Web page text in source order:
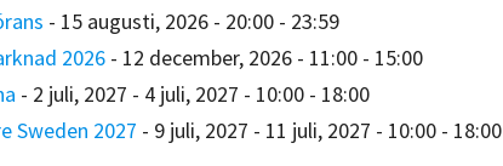
- 15 augusti, 2026 - 20:00 - 23:59
2026- 12 december, 2026 - 11:00 - 15:00
- 2 juli, 2027 - 4 juli, 2027 - 10:00 - 18:00
Sweden 2027 - 9 juli, 2027 - 11 juli, 2027 - 10:00 - 18:00